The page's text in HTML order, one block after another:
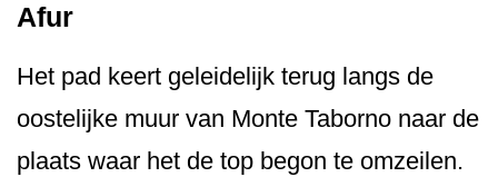
Afur
Het pad keert geleidelijk terug langs de
oostelijke muur van Monte Taborno naar de
plaats waar het de top begon te omzeilen.